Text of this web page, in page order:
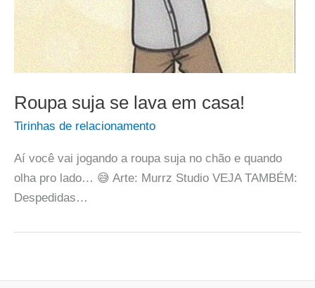
Roupa suja se lava em casa!
Tirinhas de relacionamento
Aí você vai jogando a roupa suja no chão e quando
olha pro lado… 😅 Arte: Murrz Studio VEJA TAMBÉM:
Despedidas…